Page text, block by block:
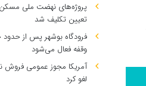
پروژه‌های نهضت ملی
تعیین تکلیف شد
فرودگاه بوشهر پس از حدود
وقفه فعال می‌شود
آمریکا مجوز عمومی فروش
لغو کرد